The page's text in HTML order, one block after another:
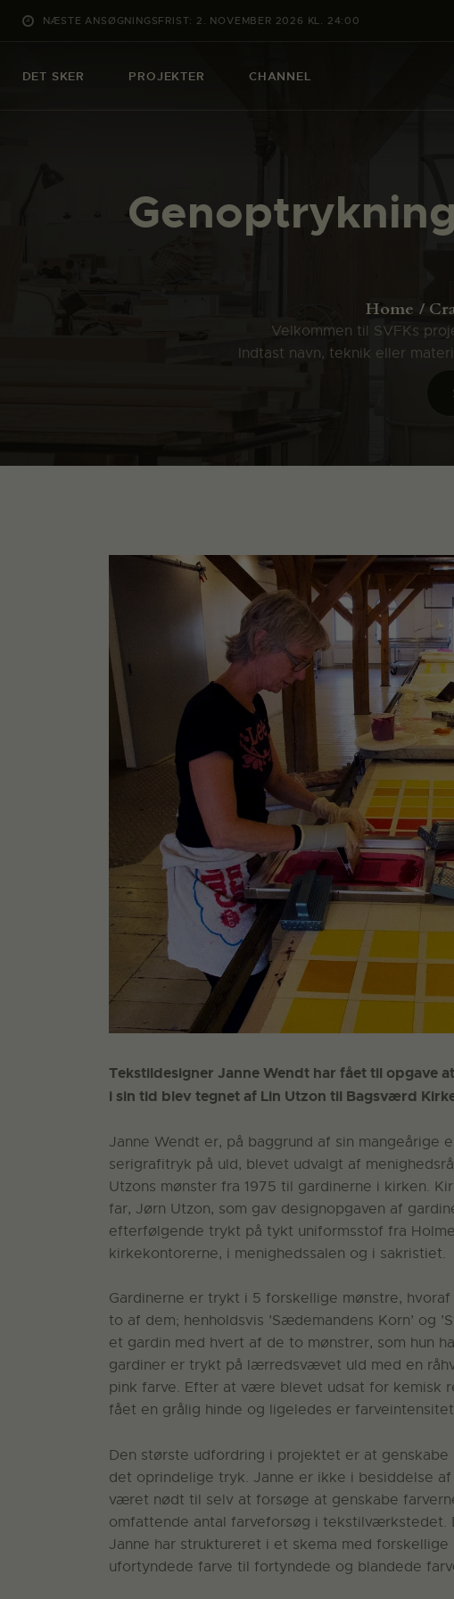
NÆSTE ANSØGNINGSFRIST: 2. NOVEMBER 2026 KL. 24:00
DET SKER PROJEKTER CHANNEL
Home
Velkommen til SVFKs
Indtast navn, teknik eller
Tekstildesigner Janne Wendt har fået til opgave
i sin tid blev tegnet af Lin Utzon til Bagsværd
Janne Wendt er, på baggrund af sin mangeårige
serigrafitryk på uld, blevet udvalgt af
Utzons mønster fra 1975 til gardinerne i kirken.
far, Jørn Utzon, som gav designopgaven af
efterfølgende trykt på tykt uniformsstof fra
kirkekontorerne, i menighedssalen og i sakristiet.
Gardinerne er trykt i 5 forskellige mønstre,
to af dem; henholdsvis ’Sædemandens Korn’ og
et gardin med hvert af de to mønstrer, som hun
gardiner er trykt på lærredsvævet uld med en
pink farve. Efter at være blevet udsat for kemisk
fået en grålig hinde og ligeledes er
Den største udfordring i projektet er at genskabe
det oprindelige tryk. Janne er ikke i besiddelse
været nødt til selv at forsøge at genskabe
omfattende antal farveforsøg i
Janne har struktureret i et skema med
ufortyndede farve til fortyndede og blandede